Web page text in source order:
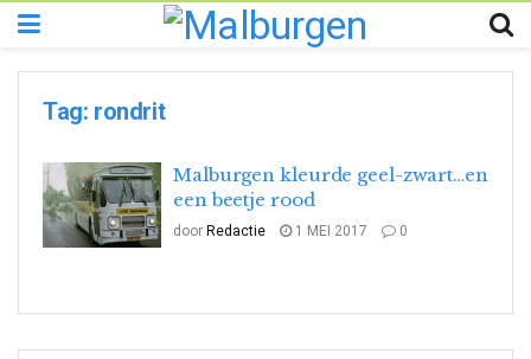
Tag: rondrit
Malburgen kleurde geel-zwart…en
een beetje rood
door Redactie 1 MEI 2017 0